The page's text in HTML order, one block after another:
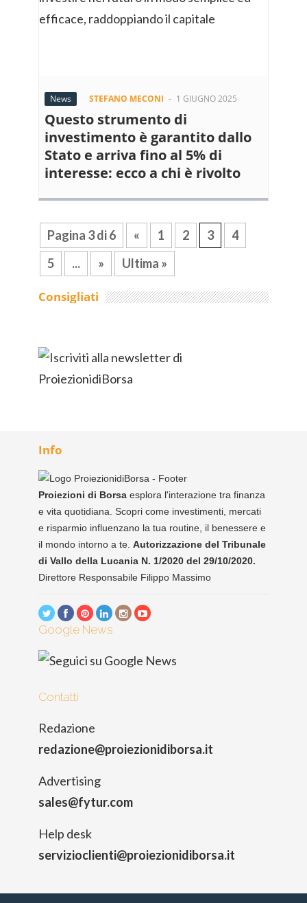
News STEFANO MECONI - 1 GIUGNO 2025
Questo strumento di
investimento è garantito dallo
Stato e arriva fino al 5% di
interesse: ecco a chi è rivolto
Pagina 3 di 6 « 1 2 3
4
5
... » Ultima »
Consigliati
Info
Proiezioni di Borsa esplora l'interazione tra finanza
e vita quotidiana. Scopri come investimenti, mercati
e risparmio influenzano la tua routine, il benessere e
il mondo intorno a te. Autorizzazione del Tribunale
di Vallo della Lucania N. 1/2020 del 29/10/2020.
Direttore Responsabile Filippo Massimo
Google News
Contatti
Redazione
redazione@proiezionidiborsa.it
Advertising
sales@fytur.com
Help desk
servizioclienti@proiezionidiborsa.it